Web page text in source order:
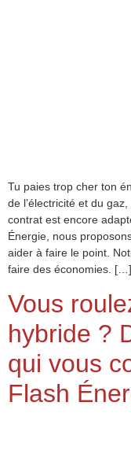
Tu paies trop cher ton
de l’électricité et du
contrat est encore
Énergie, nous
aider à faire le point.
faire des économies. […]
Vous
hybride ?
qui vous
Flash